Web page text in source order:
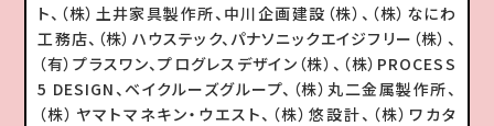
ト、（株）土井家具製作所、中川企画建設（株）、（株）なにわ
工務店、（株）ハウステック、パナソニックエイジフリー（株）、
（有）プラスワン、プログレスデザイン（株）、（株）PROCESS
5 DESIGN、ベイクルーズグループ、（株）丸二金属製作所、
（株）ヤマトマネキン・ウエスト、（株）悠設計、（株）ワカタ